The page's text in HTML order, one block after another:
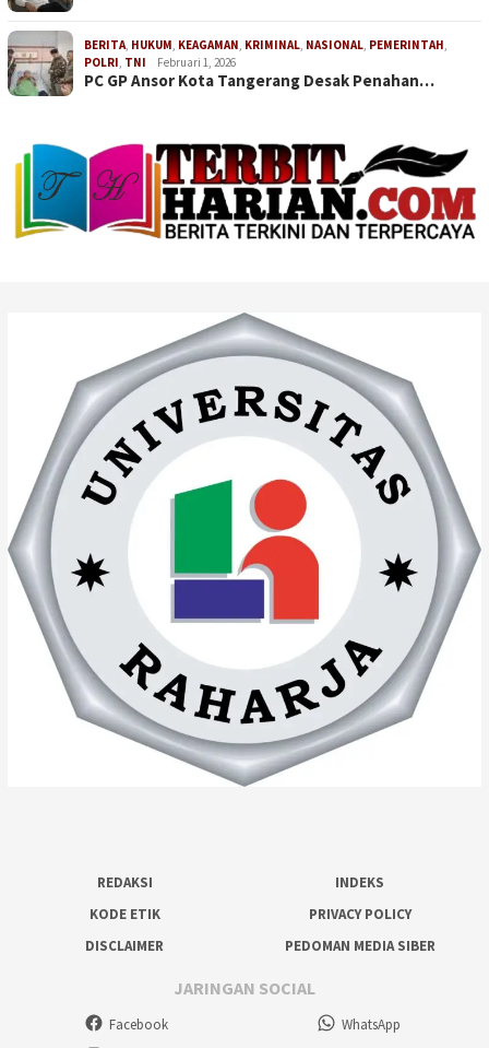
BERITA, HUKUM, KEAGAMAN, KRIMINAL, NASIONAL, PEMERINTAH,
POLRI, TNI Februari 1, 2026
PC GP Ansor Kota Tangerang Desak Penahan…
REDAKSI
INDEKS
KODE ETIK
PRIVACY POLICY
DISCLAIMER
PEDOMAN MEDIA SIBER
JARINGAN SOCIAL
Facebook
WhatsApp